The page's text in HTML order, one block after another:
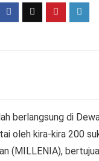
berlangsung di
oleh kira-kira 200
(MILLENIA),